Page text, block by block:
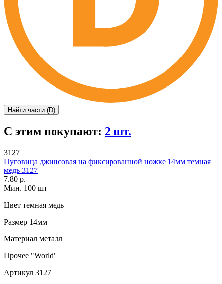
Найти части (D)
С этим покупают: 2 шт.
3127
Пуговица джинсовая на фиксированной ножке 14мм темная
медь 3127
7.80 р.
Мин. 100 шт
Цвет темная медь
Размер 14мм
Материал металл
Прочее "World"
Артикул 3127